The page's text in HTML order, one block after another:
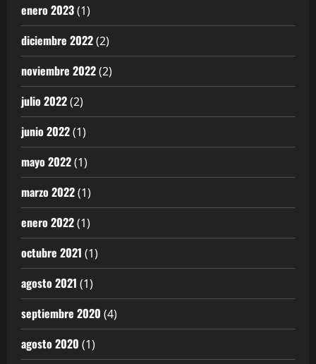
enero 2023(1)
diciembre 2022(2)
noviembre 2022(2)
julio 2022(2)
junio 2022(1)
mayo 2022(1)
marzo 2022(1)
enero 2022(1)
octubre 2021 (1)
agosto 2021 (1)
septiembre 2020 (4)
agosto 2020 (1)